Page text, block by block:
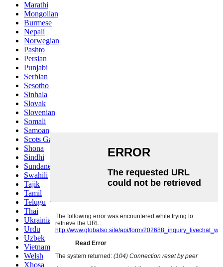
Marathi
Mongolian
Burmese
Nepali
Norwegian
Pashto
Persian
Punjabi
Serbian
Sesotho
Sinhala
Slovak
Slovenian
Somali
Samoan
Scots Gaelic
Shona
Sindhi
Sundanese
Swahili
Tajik
Tamil
Telugu
Thai
Ukrainian
Urdu
Uzbek
Vietnamese
Welsh
Xhosa